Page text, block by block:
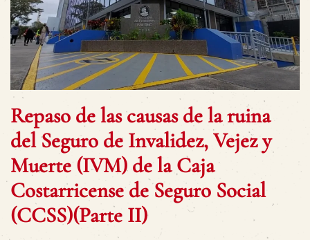
Repaso de las causas de la ruina
del Seguro de Invalidez, Vejez y
Muerte (IVM) de la Caja
Costarricense de Seguro Social
(CCSS)(Parte II)